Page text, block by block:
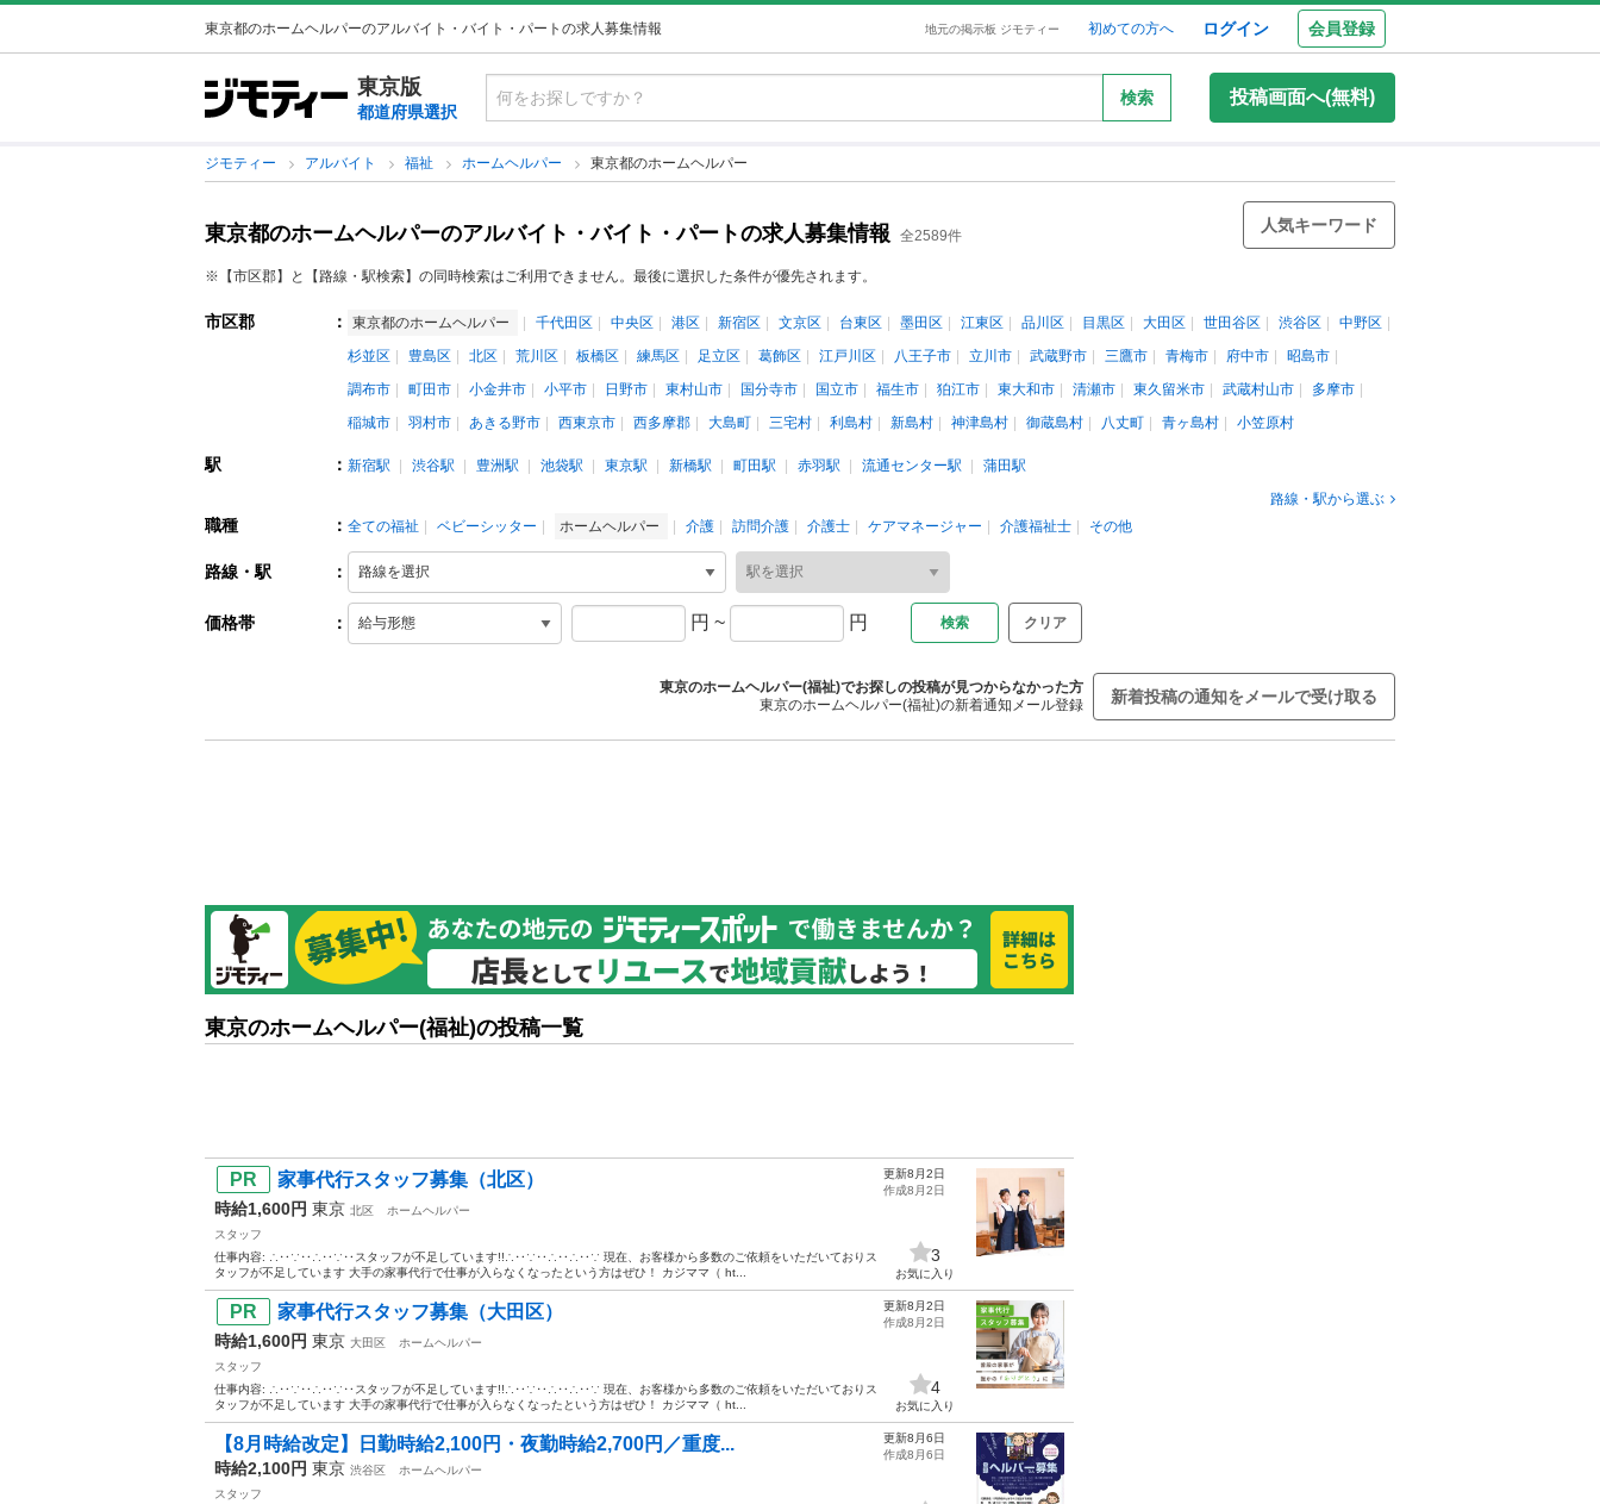
東京都のホームヘルパーのアルバイト・バイト・パートの求人募集情報 地元の掲示板 ジモティー 初めての方へ ログイン 会員登録
東京版
都道府県選択
検索 投稿画面へ(無料)
ジモティー アルバイト 福祉 ホームヘルパー 東京都のホームヘルパー
東京都のホームヘルパーのアルバイト・バイト・パートの求人募集情報 全2589件
人気キーワード
※【市区郡】と【路線・駅検索】の同時検索はご利用できません。最後に選択した条件が優先されます。
市区郡 ： 東京都のホームヘルパー 千代田区 中央区 港区 新宿区 文京区 台東区 墨田区 江東区 品川区 目黒区 大田区 世田谷区 渋谷区
中野区
杉並区
豊島区 北区 荒川区 板橋区 練馬区 足立区 葛飾区 江戸川区 八王子市 立川市 武蔵野市 三鷹市 青梅市 府中市
昭島市
調布市
町田市 小金井市 小平市 日野市 東村山市 国分寺市 国立市 福生市 狛江市 東大和市 清瀬市 東久留米市 武蔵村山市
多摩市
稲城市
羽村市 あきる野市 西東京市 西多摩郡 大島町 三宅村 利島村 新島村 神津島村 御蔵島村 八丈町 青ヶ島村 小笠原村
駅 ： 新宿駅 渋谷駅 豊洲駅 池袋駅 東京駅 新橋駅 町田駅 赤羽駅 流通センター駅
蒲田駅
路線・駅から選ぶ
職種 ： 全ての福祉 ベビーシッター ホームヘルパー 介護 訪問介護 介護士 ケアマネージャー 介護福祉士 その他
路線・駅 ：
価格帯 ： 円 ~ 円 クリア
東京のホームヘルパー(福祉)でお探しの投稿が見つからなかった方
東京のホームヘルパー(福祉)の新着通知メール登録
新着投稿の通知をメールで受け取る
東京のホームヘルパー(福祉)の投稿一覧
家事代行スタッフ募集（北区）
時給1,600円 東京 北区
ホームヘルパー
スタッフ
仕事内容: ∴‥∵‥∴‥∵‥スタッフが不足しています!!∴‥∵‥∴‥∴‥∵ 現在、お客様から多数のご依頼をいただいておりス
タッフが不足しています 大手の家事代行で仕事が入らなくなったという方はぜひ！ カジママ（ ht...
更新8月2日
作成8月2日
3
お気に入り
家事代行スタッフ募集（大田区）
時給1,600円 東京 大田区
ホームヘルパー
スタッフ
仕事内容: ∴‥∵‥∴‥∵‥スタッフが不足しています!!∴‥∵‥∴‥∴‥∵ 現在、お客様から多数のご依頼をいただいておりス
タッフが不足しています 大手の家事代行で仕事が入らなくなったという方はぜひ！ カジママ（ ht...
更新8月2日
作成8月2日
4
お気に入り
【8月時給改定】日勤時給2,100円・夜勤時給2,700円／重度...
時給2,100円 東京 渋谷区
ホームヘルパー
スタッフ
更新8月6日
作成8月6日